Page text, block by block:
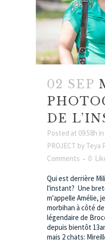
02 SEP
DE
Posted at 09:58h in
PROJECT by Teya
Comments
0
Qui est derrière
l'instant? Une
m'appelle Amélie,
morbihan à côté
légendaire de
depuis bientôt
mais 2 chats: